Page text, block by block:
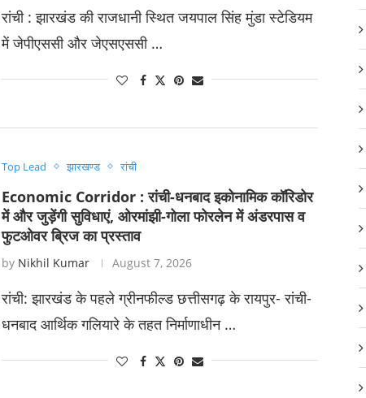
​रांची : झारखंड की राजधानी स्थित जयपाल सिंह मुंडा स्टेडियम
में जेपीएससी और जेएसएससी …
Top Lead झारखण्ड रांची
Economic Corridor : रांची-धनबाद इकोनामिक कॉरिडोर
में और जुड़ेंगी सुविधाएं, ओरमांझी-गोला फोरलेन में अंडरपास व
फुटओवर ब्रिज का प्रस्ताव
by Nikhil Kumar August 7, 2026
रांची: झारखंड के पहले ग्रीनफील्ड छत्तीसगढ़ के रायपुर- रांची-
धनबाद आर्थिक गलियारे के तहत निर्माणाधीन …